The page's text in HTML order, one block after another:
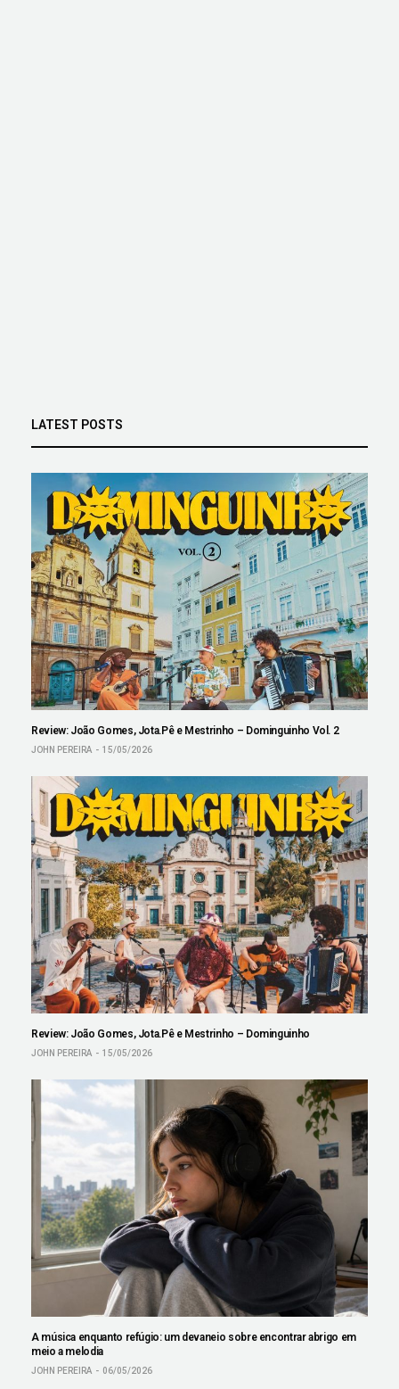
LATEST POSTS
Review: João Gomes, Jota.Pê e Mestrinho – Dominguinho Vol. 2
JOHN PEREIRA 15/05/2026
Review: João Gomes, Jota.Pê e Mestrinho – Dominguinho
JOHN PEREIRA 15/05/2026
A música enquanto refúgio: um devaneio sobre encontrar abrigo em
meio a melodia
JOHN PEREIRA 06/05/2026